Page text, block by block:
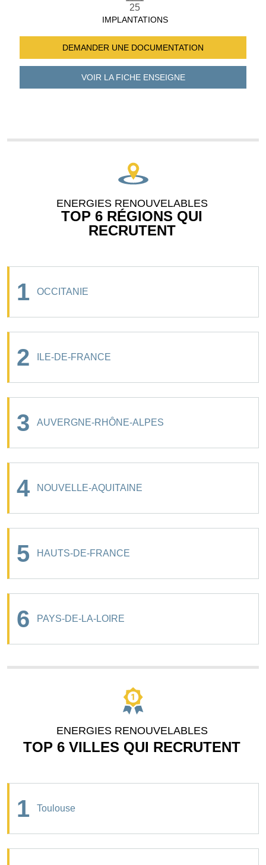
25
IMPLANTATIONS
DEMANDER UNE DOCUMENTATION
VOIR LA FICHEENSEIGNE
ENERGIES RENOUVELABLES
TOP 6 RÉGIONS QUI
RECRUTENT
1 OCCITANIE
2 ILE-DE-FRANCE
3 AUVERGNE-RHÔNE-ALPES
4 NOUVELLE-AQUITAINE
5 HAUTS-DE-FRANCE
6 PAYS-DE-LA-LOIRE
ENERGIES RENOUVELABLES
TOP 6 VILLES QUI RECRUTENT
1 Toulouse